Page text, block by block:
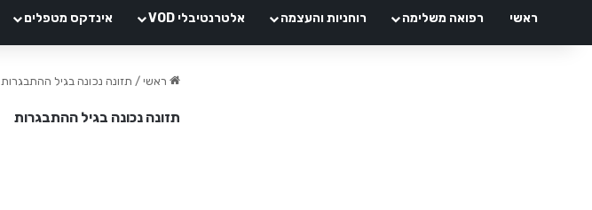
ראשי רפואה משלימה רוחניות והעצמה אלטרנטיבלי VOD אינדקס מטפלים
ראשי / תזונה נכונה בגיל ההתבגרות
תזונה נכונה בגיל ההתבגרות